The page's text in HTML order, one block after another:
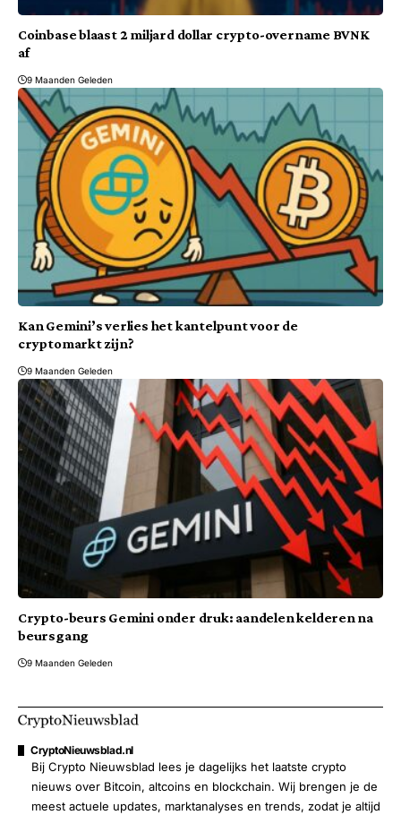
Coinbase blaast 2 miljard dollar crypto-overname BVNK
af
9 Maanden Geleden
Kan Gemini’s verlies het kantelpunt voor de
cryptomarkt zijn?
9 Maanden Geleden
Crypto-beurs Gemini onder druk: aandelen kelderen na
beursgang
9 Maanden Geleden
CryptoNieuwsblad.nl
Bij Crypto Nieuwsblad lees je dagelijks het laatste crypto
nieuws over Bitcoin, altcoins en blockchain. Wij brengen je de
meest actuele updates, marktanalyses en trends, zodat je altijd